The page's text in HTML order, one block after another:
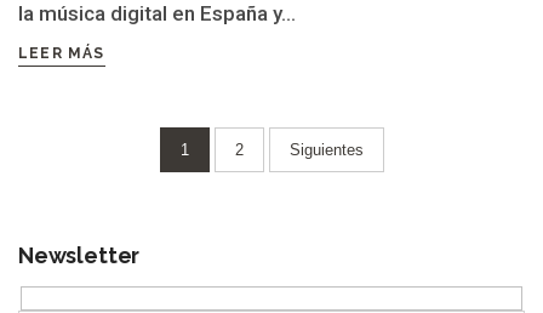
la música digital en España y...
LEER MÁS
Paginación
1 2 Siguientes
Newsletter